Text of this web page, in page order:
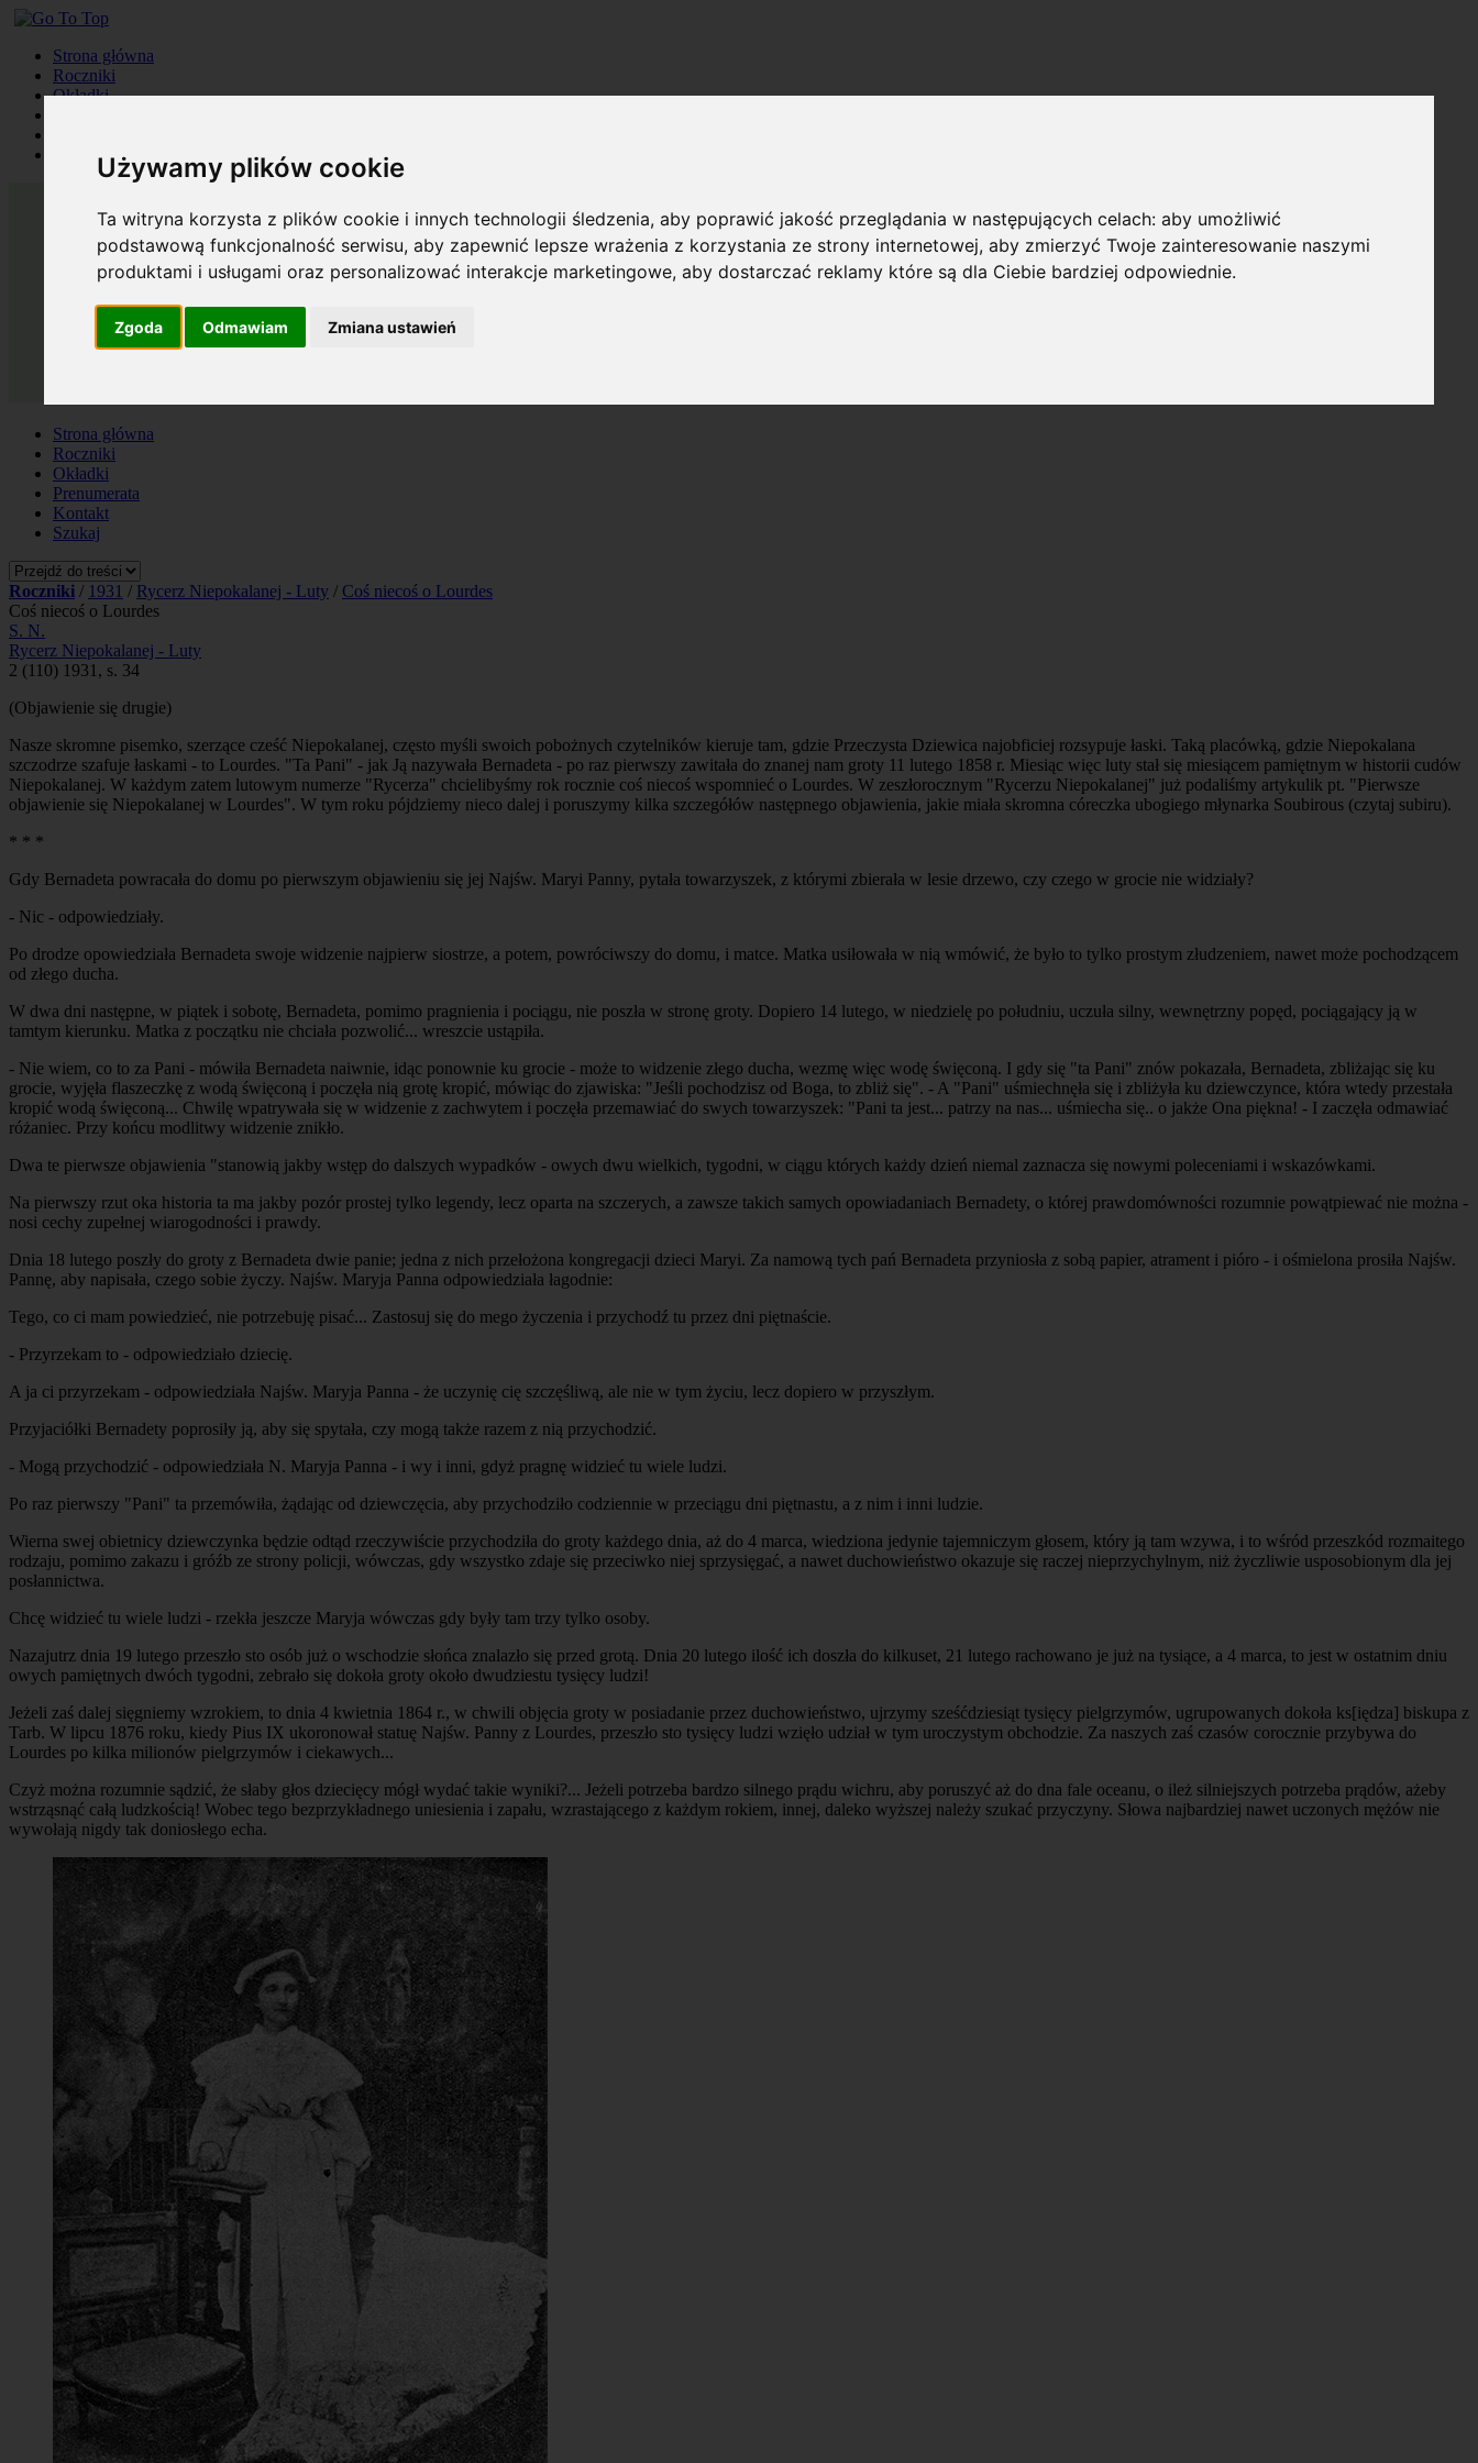
Używamy plików cookie
Ta witryna korzysta z plików cookie i innych technologii śledzenia, aby poprawić jakość przeglądania w następujących celach:aby umożliwić
podstawową funkcjonalność serwisu,aby zapewnić lepsze wrażenia z korzystania ze strony internetowej,aby zmierzyć Twoje zainteresowanie naszymi
produktami i usługami oraz personalizować interakcje marketingowe,aby dostarczać reklamy które są dla Ciebie bardziej odpowiednie.
Zgoda Odmawiam Zmiana ustawień
Strona główna
Roczniki
Okładki
Szukaj
Strona główna
Roczniki
Okładki
Prenumerata
Kontakt
Szukaj
Roczniki / 1931 / Rycerz Niepokalanej - Luty / Coś niecoś o Lourdes
Coś niecoś o Lourdes
S. N.
Rycerz Niepokalanej - Luty
2 (110) 1931, s. 34
(Objawienie się drugie)
Nasze skromne pisemko, szerzące cześć Niepokalanej, często myśli swoich pobożnych czytelników kieruje tam, gdzie Przeczysta Dziewica najobficiej rozsypuje łaski. Taką placówką, gdzie Niepokalana
szczodrze szafuje łaskami - to Lourdes. "Ta Pani" - jak Ją nazywała Bernadeta - po raz pierwszy zawitała do znanej nam groty 11 lutego 1858 r. Miesiąc więc luty stał się miesiącem pamiętnym w historii cudów
Niepokalanej. W każdym zatem lutowym numerze "Rycerza" chcielibyśmy rok rocznie coś niecoś wspomnieć o Lourdes. W zeszłorocznym "Rycerzu Niepokalanej" już podaliśmy artykulik pt. "Pierwsze
objawienie się Niepokalanej w Lourdes". W tym roku pójdziemy nieco dalej i poruszymy kilka szczegółów następnego objawienia, jakie miała skromna córeczka ubogiego młynarka Soubirous (czytaj subiru).
* * *
Gdy Bernadeta powracała do domu po pierwszym objawieniu się jej Najśw. Maryi Panny, pytała towarzyszek, z którymi zbierała w lesie drzewo, czy czego w grocie nie widziały?
- Nic - odpowiedziały.
Po drodze opowiedziała Bernadeta swoje widzenie najpierw siostrze, a potem, powróciwszy do domu, i matce. Matka usiłowała w nią wmówić, że było to tylko prostym złudzeniem, nawet może pochodzącem
od złego ducha.
W dwa dni następne, w piątek i sobotę, Bernadeta, pomimo pragnienia i pociągu, nie poszła w stronę groty. Dopiero 14 lutego, w niedzielę po południu, uczuła silny, wewnętrzny popęd, pociągający ją w
tamtym kierunku. Matka z początku nie chciała pozwolić... wreszcie ustąpiła.
- Nie wiem, co to za Pani - mówiła Bernadeta naiwnie, idąc ponownie ku grocie - może to widzenie złego ducha, wezmę więc wodę święconą. I gdy się "ta Pani" znów pokazała, Bernadeta, zbliżając się ku
grocie, wyjęła flaszeczkę z wodą święconą i poczęła nią grotę kropić, mówiąc do zjawiska: "Jeśli pochodzisz od Boga, to zbliż się". - A "Pani" uśmiechnęła się i zbliżyła ku dziewczynce, która wtedy przestała
kropić wodą święconą... Chwilę wpatrywała się w widzenie z zachwytem i poczęła przemawiać do swych towarzyszek: "Pani ta jest... patrzy na nas... uśmiecha się.. o jakże Ona piękna! - I zaczęła odmawiać
różaniec. Przy końcu modlitwy widzenie znikło.
Dwa te pierwsze objawienia "stanowią jakby wstęp do dalszych wypadków - owych dwu wielkich, tygodni, w ciągu których każdy dzień niemal zaznacza się nowymi poleceniami i wskazówkami.
Na pierwszy rzut oka historia ta ma jakby pozór prostej tylko legendy, lecz oparta na szczerych, a zawsze takich samych opowiadaniach Bernadety, o której prawdomówności rozumnie powątpiewać nie można -
nosi cechy zupełnej wiarogodności i prawdy.
Dnia 18 lutego poszły do groty z Bernadeta dwie panie; jedna z nich przełożona kongregacji dzieci Maryi. Za namową tych pań Bernadeta przyniosła z sobą papier, atrament i pióro - i ośmielona prosiła Najśw.
Pannę, aby napisała, czego sobie życzy. Najśw. Maryja Panna odpowiedziała łagodnie:
Tego, co ci mam powiedzieć, nie potrzebuję pisać... Zastosuj się do mego życzenia i przychodź tu przez dni piętnaście.
- Przyrzekam to - odpowiedziało dziecię.
A ja ci przyrzekam - odpowiedziała Najśw. Maryja Panna - że uczynię cię szczęśliwą, ale nie w tym życiu, lecz dopiero w przyszłym.
Przyjaciółki Bernadety poprosiły ją, aby się spytała, czy mogą także razem z nią przychodzić.
- Mogą przychodzić - odpowiedziała N. Maryja Panna - i wy i inni, gdyż pragnę widzieć tu wiele ludzi.
Po raz pierwszy "Pani" ta przemówiła, żądając od dziewczęcia, aby przychodziło codziennie w przeciągu dni piętnastu, a z nim i inni ludzie.
Wierna swej obietnicy dziewczynka będzie odtąd rzeczywiście przychodziła do groty każdego dnia, aż do 4 marca, wiedziona jedynie tajemniczym głosem, który ją tam wzywa, i to wśród przeszkód rozmaitego
rodzaju, pomimo zakazu i gróźb ze strony policji, wówczas, gdy wszystko zdaje się przeciwko niej sprzysięgać, a nawet duchowieństwo okazuje się raczej nieprzychylnym, niż życzliwie usposobionym dla jej
posłannictwa.
Chcę widzieć tu wiele ludzi - rzekła jeszcze Maryja wówczas gdy były tam trzy tylko osoby.
Nazajutrz dnia 19 lutego przeszło sto osób już o wschodzie słońca znalazło się przed grotą. Dnia 20 lutego ilość ich doszła do kilkuset, 21 lutego rachowano je już na tysiące, a 4 marca, to jest w ostatnim dniu
owych pamiętnych dwóch tygodni, zebrało się dokoła groty około dwudziestu tysięcy ludzi!
Jeżeli zaś dalej sięgniemy wzrokiem, to dnia 4 kwietnia 1864 r., w chwili objęcia groty w posiadanie przez duchowieństwo, ujrzymy sześćdziesiąt tysięcy pielgrzymów, ugrupowanych dokoła ks[iędza] biskupa z
Tarb. W lipcu 1876 roku, kiedy Pius IX ukoronował statuę Najśw. Panny z Lourdes, przeszło sto tysięcy ludzi wzięło udział w tym uroczystym obchodzie. Za naszych zaś czasów corocznie przybywa do
Lourdes po kilka milionów pielgrzymów i ciekawych...
Czyż można rozumnie sądzić, że słaby głos dziecięcy mógł wydać takie wyniki?... Jeżeli potrzeba bardzo silnego prądu wichru, aby poruszyć aż do dna fale oceanu, o ileż silniejszych potrzeba prądów, ażeby
wstrząsnąć całą ludzkością! Wobec tego bezprzykładnego uniesienia i zapału, wzrastającego z każdym rokiem, innej, daleko wyższej należy szukać przyczyny. Słowa najbardziej nawet uczonych mężów nie
wywołają nigdy tak doniosłego echa.